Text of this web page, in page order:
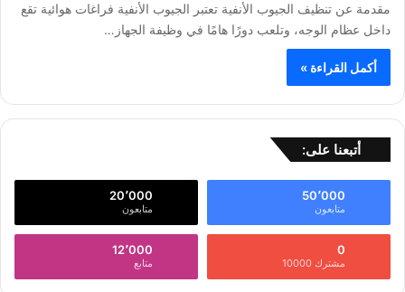
مقدمة عن تنظيف الجيوب الأنفية تعتبر الجيوب الأنفية فراغات هوائية تقع
داخل عظام الوجه، وتلعب دورًا هامًا في وظيفة الجهاز…
أكمل القراءة »
أتبعنا على:
50٬000
متابعون
20٬000
متابعون
0
مشترك 10000
12٬000
متابع